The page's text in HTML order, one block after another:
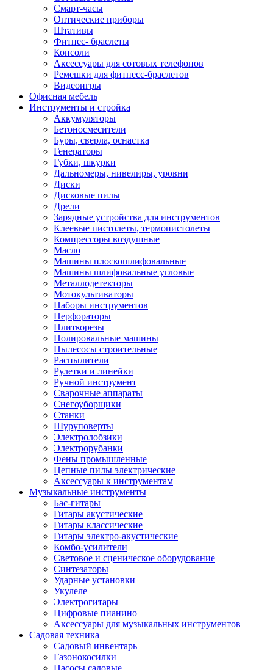
Смарт-часы
Оптические приборы
Штативы
Фитнес- браслеты
Консоли
Аксессуары для сотовых телефонов
Ремешки для фитнесс-браслетов
Видеоигры
Офисная мебель
Инструменты и стройка
Аккумуляторы
Бетоносмесители
Буры, сверла, оснастка
Генераторы
Губки, шкурки
Дальномеры, нивелиры, уровни
Диски
Дисковые пилы
Дрели
Зарядные устройства для инструментов
Клеевые пистолеты, термопистолеты
Компрессоры воздушные
Масло
Машины плоскошлифовальные
Машины шлифовальные угловые
Металлодетекторы
Мотокультиваторы
Наборы инструментов
Перфораторы
Плиткорезы
Полировальные машины
Пылесосы строительные
Распылители
Рулетки и линейки
Ручной инструмент
Сварочные аппараты
Снегоуборщики
Станки
Шуруповерты
Электролобзики
Электрорубанки
Фены промышленные
Цепные пилы электрические
Аксессуары к инструментам
Музыкальные инструменты
Бас-гитары
Гитары акустические
Гитары классические
Гитары электро-акустические
Комбо-усилители
Световое и сценическое оборудование
Синтезаторы
Ударные установки
Укулеле
Электрогитары
Цифровые пианино
Аксессуары для музыкальных инструментов
Садовая техника
Садовый инвентарь
Газонокосилки
Насосы садовые